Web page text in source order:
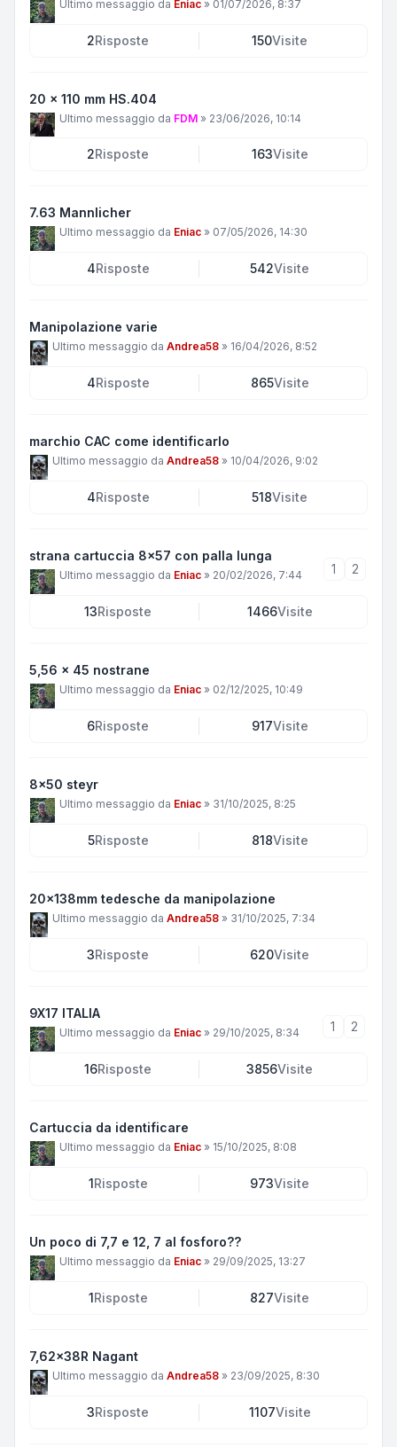
Ultimo messaggio da Eniac » 01/07/2026, 8:37
2Risposte 150Visite
20 x 110 mm HS.404
Ultimo messaggio da FDM » 23/06/2026, 10:14
2Risposte 163Visite
7.63 Mannlicher
Ultimo messaggio da Eniac » 07/05/2026, 14:30
4Risposte 542Visite
Manipolazione varie
Ultimo messaggio da Andrea58 » 16/04/2026, 8:52
4Risposte 865Visite
marchio CAC come identificarlo
Ultimo messaggio da Andrea58 » 10/04/2026, 9:02
4Risposte 518Visite
strana cartuccia 8x57 con palla lunga
Ultimo messaggio da Eniac » 20/02/2026, 7:44 1 2
13Risposte 1466Visite
5,56 x 45 nostrane
Ultimo messaggio da Eniac » 02/12/2025, 10:49
6Risposte 917Visite
8x50 steyr
Ultimo messaggio da Eniac » 31/10/2025, 8:25
5Risposte 818Visite
20x138mm tedesche da manipolazione
Ultimo messaggio da Andrea58 » 31/10/2025, 7:34
3Risposte 620Visite
9X17 ITALIA
Ultimo messaggio da Eniac » 29/10/2025, 8:34 1 2
16Risposte 3856Visite
Cartuccia da identificare
Ultimo messaggio da Eniac » 15/10/2025, 8:08
1Risposte 973Visite
Un poco di 7,7 e 12, 7 al fosforo??
Ultimo messaggio da Eniac » 29/09/2025, 13:27
1Risposte 827Visite
7,62x38R Nagant
Ultimo messaggio da Andrea58 » 23/09/2025, 8:30
3Risposte 1107Visite